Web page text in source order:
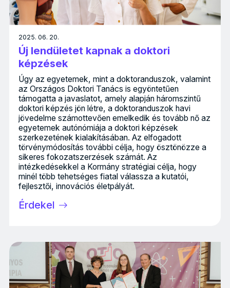
2025. 06. 20.
Új lendületet kapnak a doktori
képzések
Úgy az egyetemek, mint a doktoranduszok, valamint
az Országos Doktori Tanács is egyöntetűen
támogatta a javaslatot, amely alapján háromszintű
doktori képzés jön létre, a doktoranduszok havi
jövedelme számottevően emelkedik és tovább nő az
egyetemek autónómiája a doktori képzések
szerkezetének kialakításában. Az elfogadott
törvénymódosítás további célja, hogy ösztönözze a
sikeres fokozatszerzések számát. Az
intézkedésekkel a Kormány stratégiai célja, hogy
minél több tehetséges fiatal válassza a kutatói,
fejlesztői, innovációs életpályát.
Érdekel